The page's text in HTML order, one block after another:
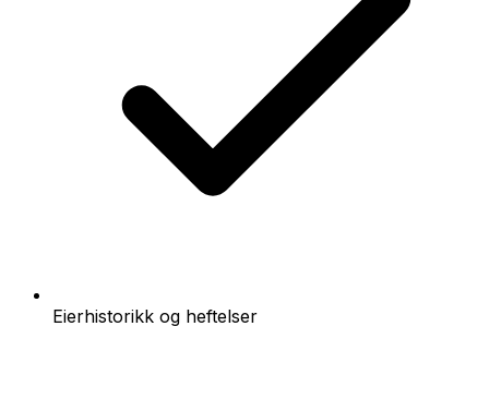
Eierhistorikk og heftelser